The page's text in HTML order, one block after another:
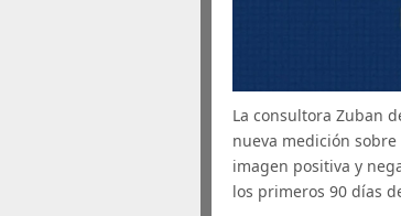
La consultora Zuban
nueva medición
imagen positiva y
los primeros 90 días